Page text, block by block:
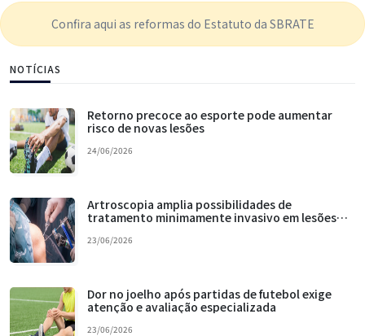
Confira aqui as reformas do Estatuto da SBRATE
NOTÍCIAS
Retorno precoce ao esporte pode aumentar
risco de novas lesões
24/06/2026
Artroscopia amplia possibilidades de
tratamento minimamente invasivo em lesões
23/06/2026
Dor no joelho após partidas de futebol exige
atenção e avaliação especializada
23/06/2026